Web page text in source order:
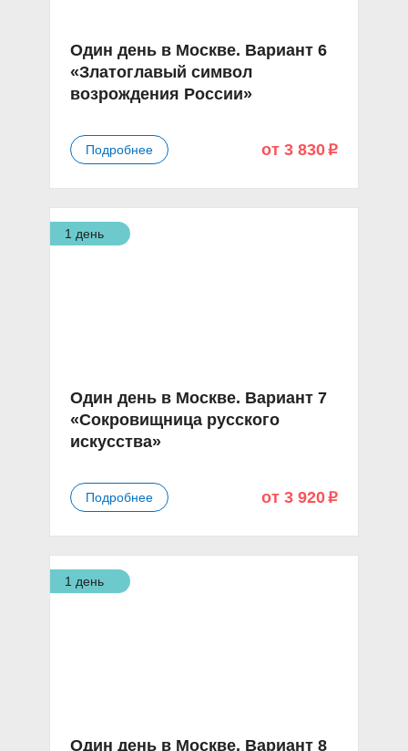
Один день в Москве. Вариант 6
«Златоглавый символ
возрождения России»
Подробнее от 3 830 p
1 день
Один день в Москве. Вариант 7
«Сокровищница русского
искусства»
Подробнее от 3 920 p
1 день
Один день в Москве. Вариант 8